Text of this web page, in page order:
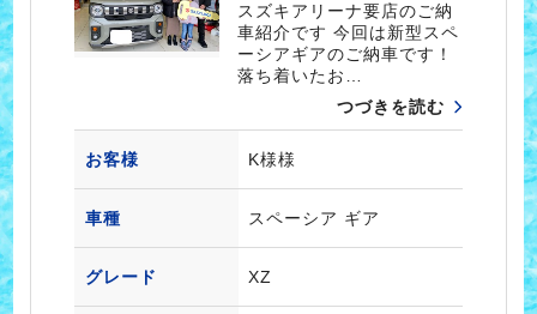
スズキアリーナ要店のご納
車紹介です 今回は新型スペ
ーシアギアのご納車です！
落ち着いたお…
つづきを読む
お客様 K様様
車種 スペーシア ギア
グレード XZ